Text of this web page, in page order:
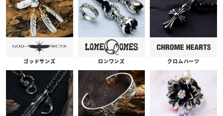
ゴッドサンズ ロンワンズ クロムハーツ